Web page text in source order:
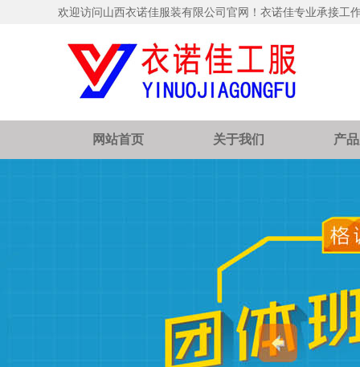
欢迎访问山西衣诺佳服装有限公司官网！衣诺佳专业承接工
网站首页 关于我们 产